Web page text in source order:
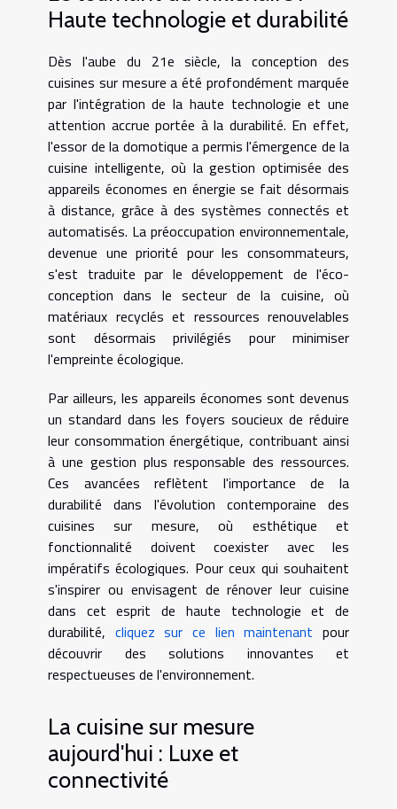
Haute technologie et durabilité
Dès l'aube du 21e siècle, la conception des
cuisines sur mesure a été profondément marquée
par l'intégration de la haute technologie et une
attention accrue portée à la durabilité. En effet,
l'essor de la domotique a permis l'émergence de la
cuisine intelligente, où la gestion optimisée des
appareils économes en énergie se fait désormais
à distance, grâce à des systèmes connectés et
automatisés. La préoccupation environnementale,
devenue une priorité pour les consommateurs,
s'est traduite par le développement de l'éco-
conception dans le secteur de la cuisine, où
matériaux recyclés et ressources renouvelables
sont désormais privilégiés pour minimiser
l'empreinte écologique.
Par ailleurs, les appareils économes sont devenus
un standard dans les foyers soucieux de réduire
leur consommation énergétique, contribuant ainsi
à une gestion plus responsable des ressources.
Ces avancées reflètent l'importance de la
durabilité dans l'évolution contemporaine des
cuisines sur mesure, où esthétique et
fonctionnalité doivent coexister avec les
impératifs écologiques. Pour ceux qui souhaitent
s'inspirer ou envisagent de rénover leur cuisine
dans cet esprit de haute technologie et de
durabilité, cliquez sur ce lien maintenant pour
découvrir des solutions innovantes et
respectueuses de l'environnement.
La cuisine sur mesure
aujourd'hui : Luxe et
connectivité